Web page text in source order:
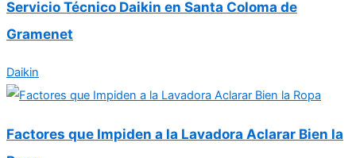
Servicio Técnico Daikin en Santa Coloma de
Gramenet
Daikin
Factores que Impiden a la Lavadora Aclarar Bien la